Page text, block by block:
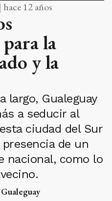
12 años
la
y la
largo, Gualeguay
a seducir al
ciudad del Sur
de un
nacional, como lo